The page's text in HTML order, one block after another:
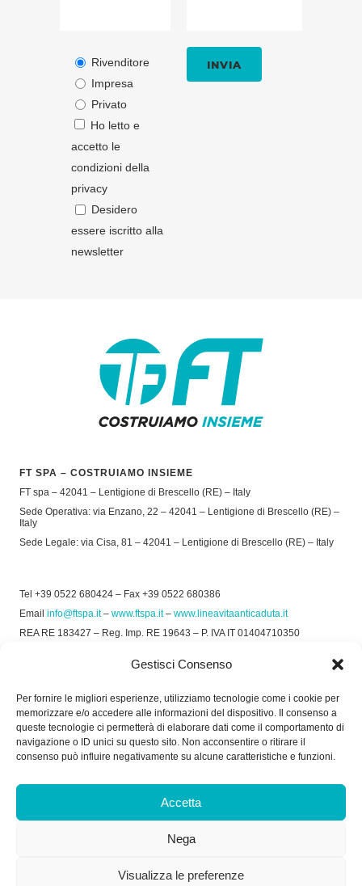
Gestisci Consenso
Per fornire le migliori esperienze, utilizziamo tecnologie come i cookie per
memorizzare e/o accedere alle informazioni del dispositivo. Il consenso a
queste tecnologie ci permetterà di elaborare dati come il comportamento di
navigazione o ID unici su questo sito. Non acconsentire o ritirare il
consenso può influire negativamente su alcune caratteristiche e funzioni.
Accetta
Nega
Visualizza le preferenze
Rivenditore
Impresa
Privato
Ho letto e
accetto le
condizioni della
privacy
Desidero
essere iscritto alla
newsletter
FT SPA – COSTRUIAMO INSIEME
FT spa – 42041 – Lentigione di Brescello (RE) – Italy
Sede Operativa: via Enzano, 22 – 42041 – Lentigione di Brescello (RE) –
Italy
Sede Legale: via Cisa, 81 – 42041 – Lentigione di Brescello (RE) – Italy
Tel +39 0522 680424 – Fax +39 0522 680386
Email info@ftspa.it– www.ftspa.it– www.lineavitaanticaduta.it
REA RE 183427 – Reg. Imp. RE 19643 – P. IVA IT 01404710350
Privacy Policy–Cookie Policy
SOCIAL
Dal Lunedì al Venerdì: 8.00/12.30 - 13.30/17.30
Dal Lunedì al Venerdì: 7.30/11.30 - 13.30/17.00